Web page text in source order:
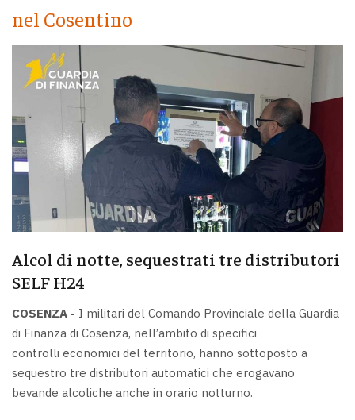
nel Cosentino
Alcol di notte, sequestrati tre distributori
SELF H24
COSENZA - I militari del Comando Provinciale della Guardia
di Finanza di Cosenza, nell’ambito di specifici
controlli economici del territorio, hanno sottoposto a
sequestro tre distributori automatici che erogavano
bevande alcoliche anche in orario notturno.